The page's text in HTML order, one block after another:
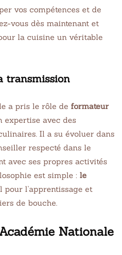
transmission
a pris le rôle de formateur
expertise avec des
Il a su évoluer dans
respecté dans le
avec ses propres activités
est simple : le
pour l’apprentissage et
de bouche.
Nationale